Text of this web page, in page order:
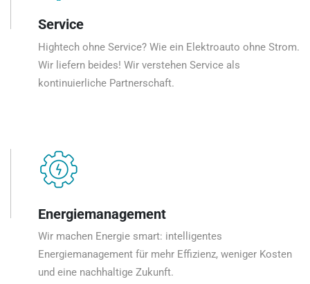
Service
Hightech ohne Service? Wie ein Elektroauto ohne Strom.
Wir liefern beides! Wir verstehen Service als
kontinuierliche Partnerschaft.
Energiemanagement
Wir machen Energie smart: intelligentes
Energiemanagement für mehr Effizienz, weniger Kosten
und eine nachhaltige Zukunft.